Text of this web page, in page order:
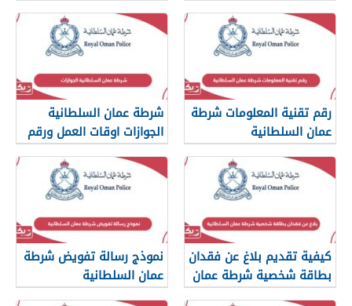
رقم تقنية المعلومات شرطة
عمان السلطانية
شرطة عمان السلطانية
الجوازات اوقات العمل ورقم
التواصل
كيفية تقديم بلاغ عن فقدان
بطاقة شخصية شرطة عمان
السلطانية
نموذج رسالة تفويض شرطة
عمان السلطانية